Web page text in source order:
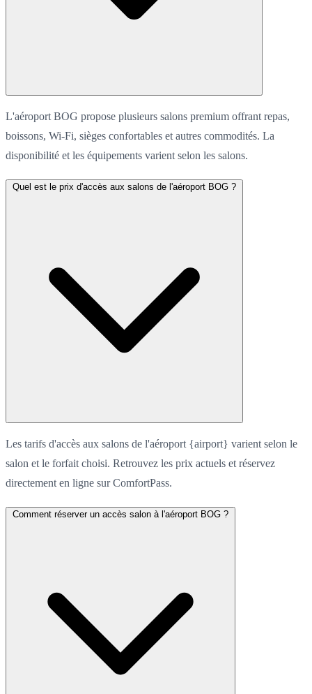
L'aéroport BOG propose plusieurs salons premium offrant repas,
boissons, Wi-Fi, sièges confortables et autres commodités. La
disponibilité et les équipements varient selon les salons.
Quel est le prix d'accès aux salons de l'aéroport BOG ?
Les tarifs d'accès aux salons de l'aéroport {airport} varient selon le
salon et le forfait choisi. Retrouvez les prix actuels et réservez
directement en ligne sur ComfortPass.
Comment réserver un accès salon à l'aéroport BOG ?